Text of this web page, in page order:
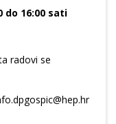
do 16:00 sati
radovi se